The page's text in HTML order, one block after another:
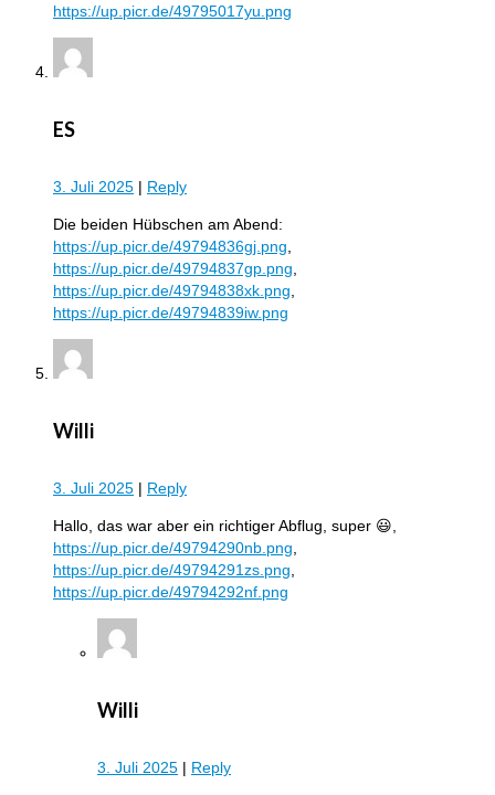
https://up.picr.de/49795017yu.png
ES
3. Juli 2025 | Reply
Die beiden Hübschen am Abend:
https://up.picr.de/49794836gj.png,
https://up.picr.de/49794837gp.png,
https://up.picr.de/49794838xk.png,
https://up.picr.de/49794839iw.png
Willi
3. Juli 2025 | Reply
Hallo, das war aber ein richtiger Abflug, super 😃,
https://up.picr.de/49794290nb.png,
https://up.picr.de/49794291zs.png,
https://up.picr.de/49794292nf.png
Willi
3. Juli 2025 | Reply